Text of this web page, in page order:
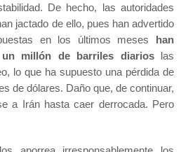
De hecho, las autoridades
jactado de ello, pues han advertido
en los últimos meses han
millón de barriles diarioslas
lo que ha supuesto una pérdida de
de dólares. Daño que, de continuar,
a Irán hasta caer derrocada. Pero